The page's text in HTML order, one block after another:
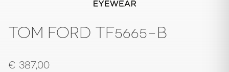
TOM FORD TF5665-B
€ 387,00